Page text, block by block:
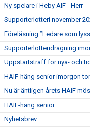
Ny spelare i Heby AIF - Herr
Supporterlotteri november
Föreläsning ”Ledare som
Supporterlotteridragning
Uppstartsträff för nya- och
HAIF-häng senior imorgon
Nu är äntligen årets HAIF
HAIF-häng senior
Nyhetsbrev